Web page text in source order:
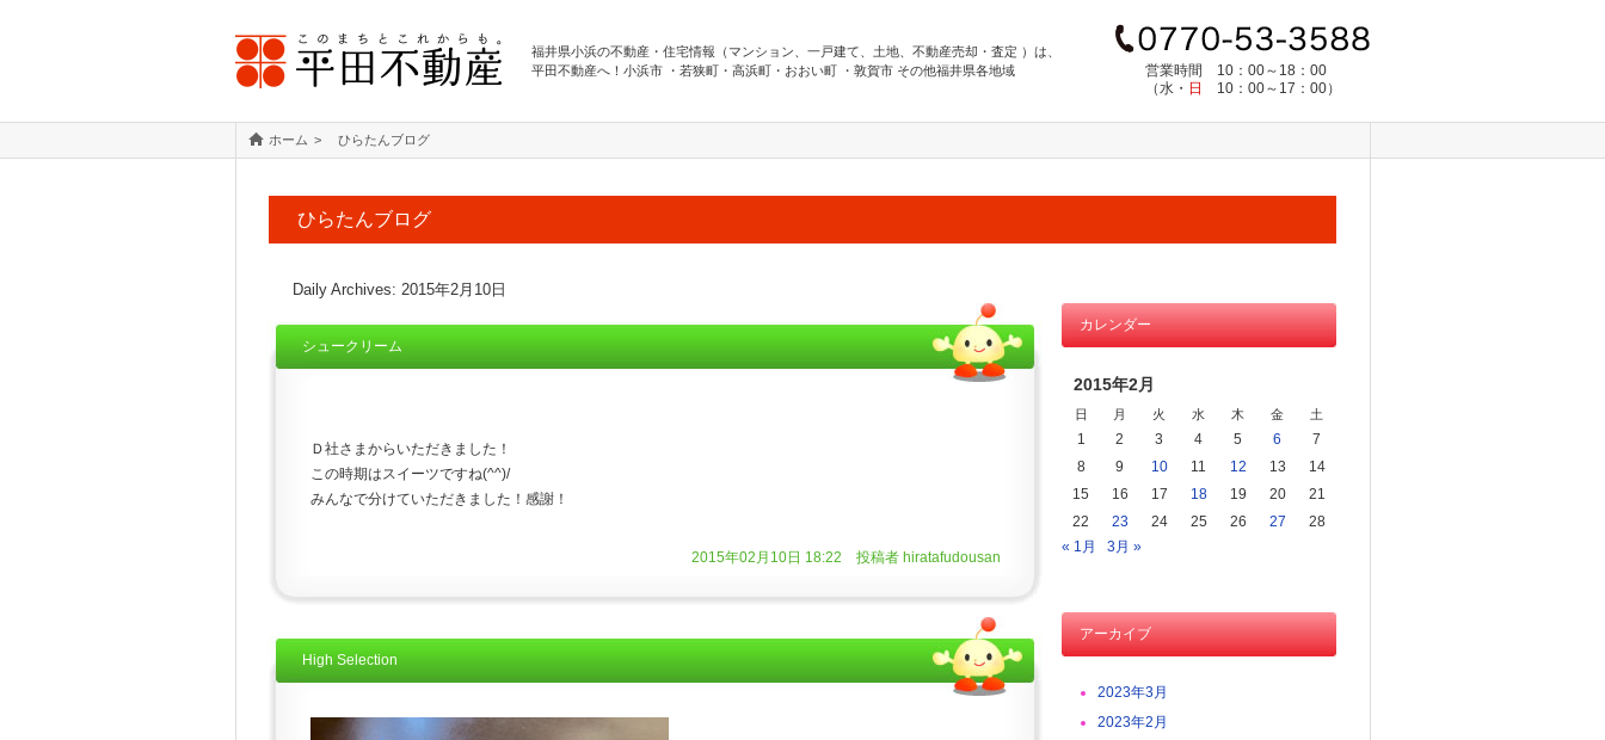
福井県小浜の不動産・住宅情報（マンション、一戸建て、土地、不動産売却・査定 ）は、
平田不動産へ！小浜市 ・若狭町・高浜町・おおい町 ・敦賀市 その他福井県各地域
営業時間
10：00～18：00
（水・ 日 10：00～17：00）
ホーム ひらたんブログ
ひらたんブログ
Daily Archives: 2015年2月10日
シュークリーム
Ｄ社さまからいただきました！
この時期はスイーツですね(^^)/
みんなで分けていただきました！感謝！
2015年02月10日 18:22 投稿者 hiratafudousan
High Selection
カレンダー
2015年2月
日 月 火 水 木 金 土
1 2 3 4 5 6
7
8
9 10 11 12 13
14
15
16 17 18 19 20
21
22
23 24 25 26 27
28
« 1月
3月 »
アーカイブ
2023年3月
2023年2月